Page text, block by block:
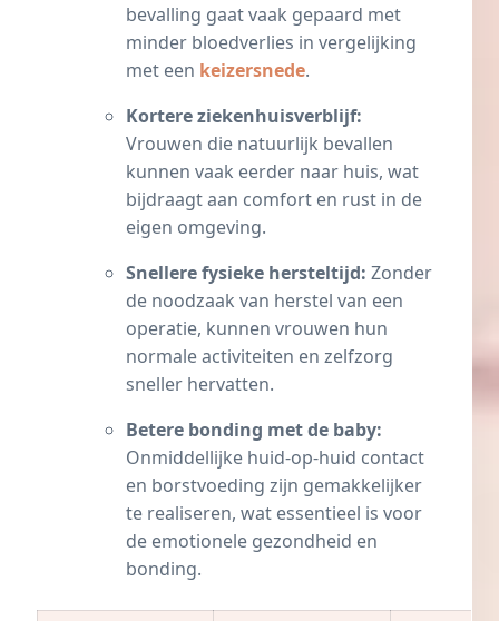
bevalling gaat vaak gepaard met
minder bloedverlies in vergelijking
met een keizersnede.
Kortere ziekenhuisverblijf:
Vrouwen die natuurlijk bevallen
kunnen vaak eerder naar huis, wat
bijdraagt aan comfort en rust in de
eigen omgeving.
Snellere fysieke hersteltijd: Zonder
de noodzaak van herstel van een
operatie, kunnen vrouwen hun
normale activiteiten en zelfzorg
sneller hervatten.
Betere bonding met de baby:
Onmiddellijke huid-op-huid contact
en borstvoeding zijn gemakkelijker
te realiseren, wat essentieel is voor
de emotionele gezondheid en
bonding.